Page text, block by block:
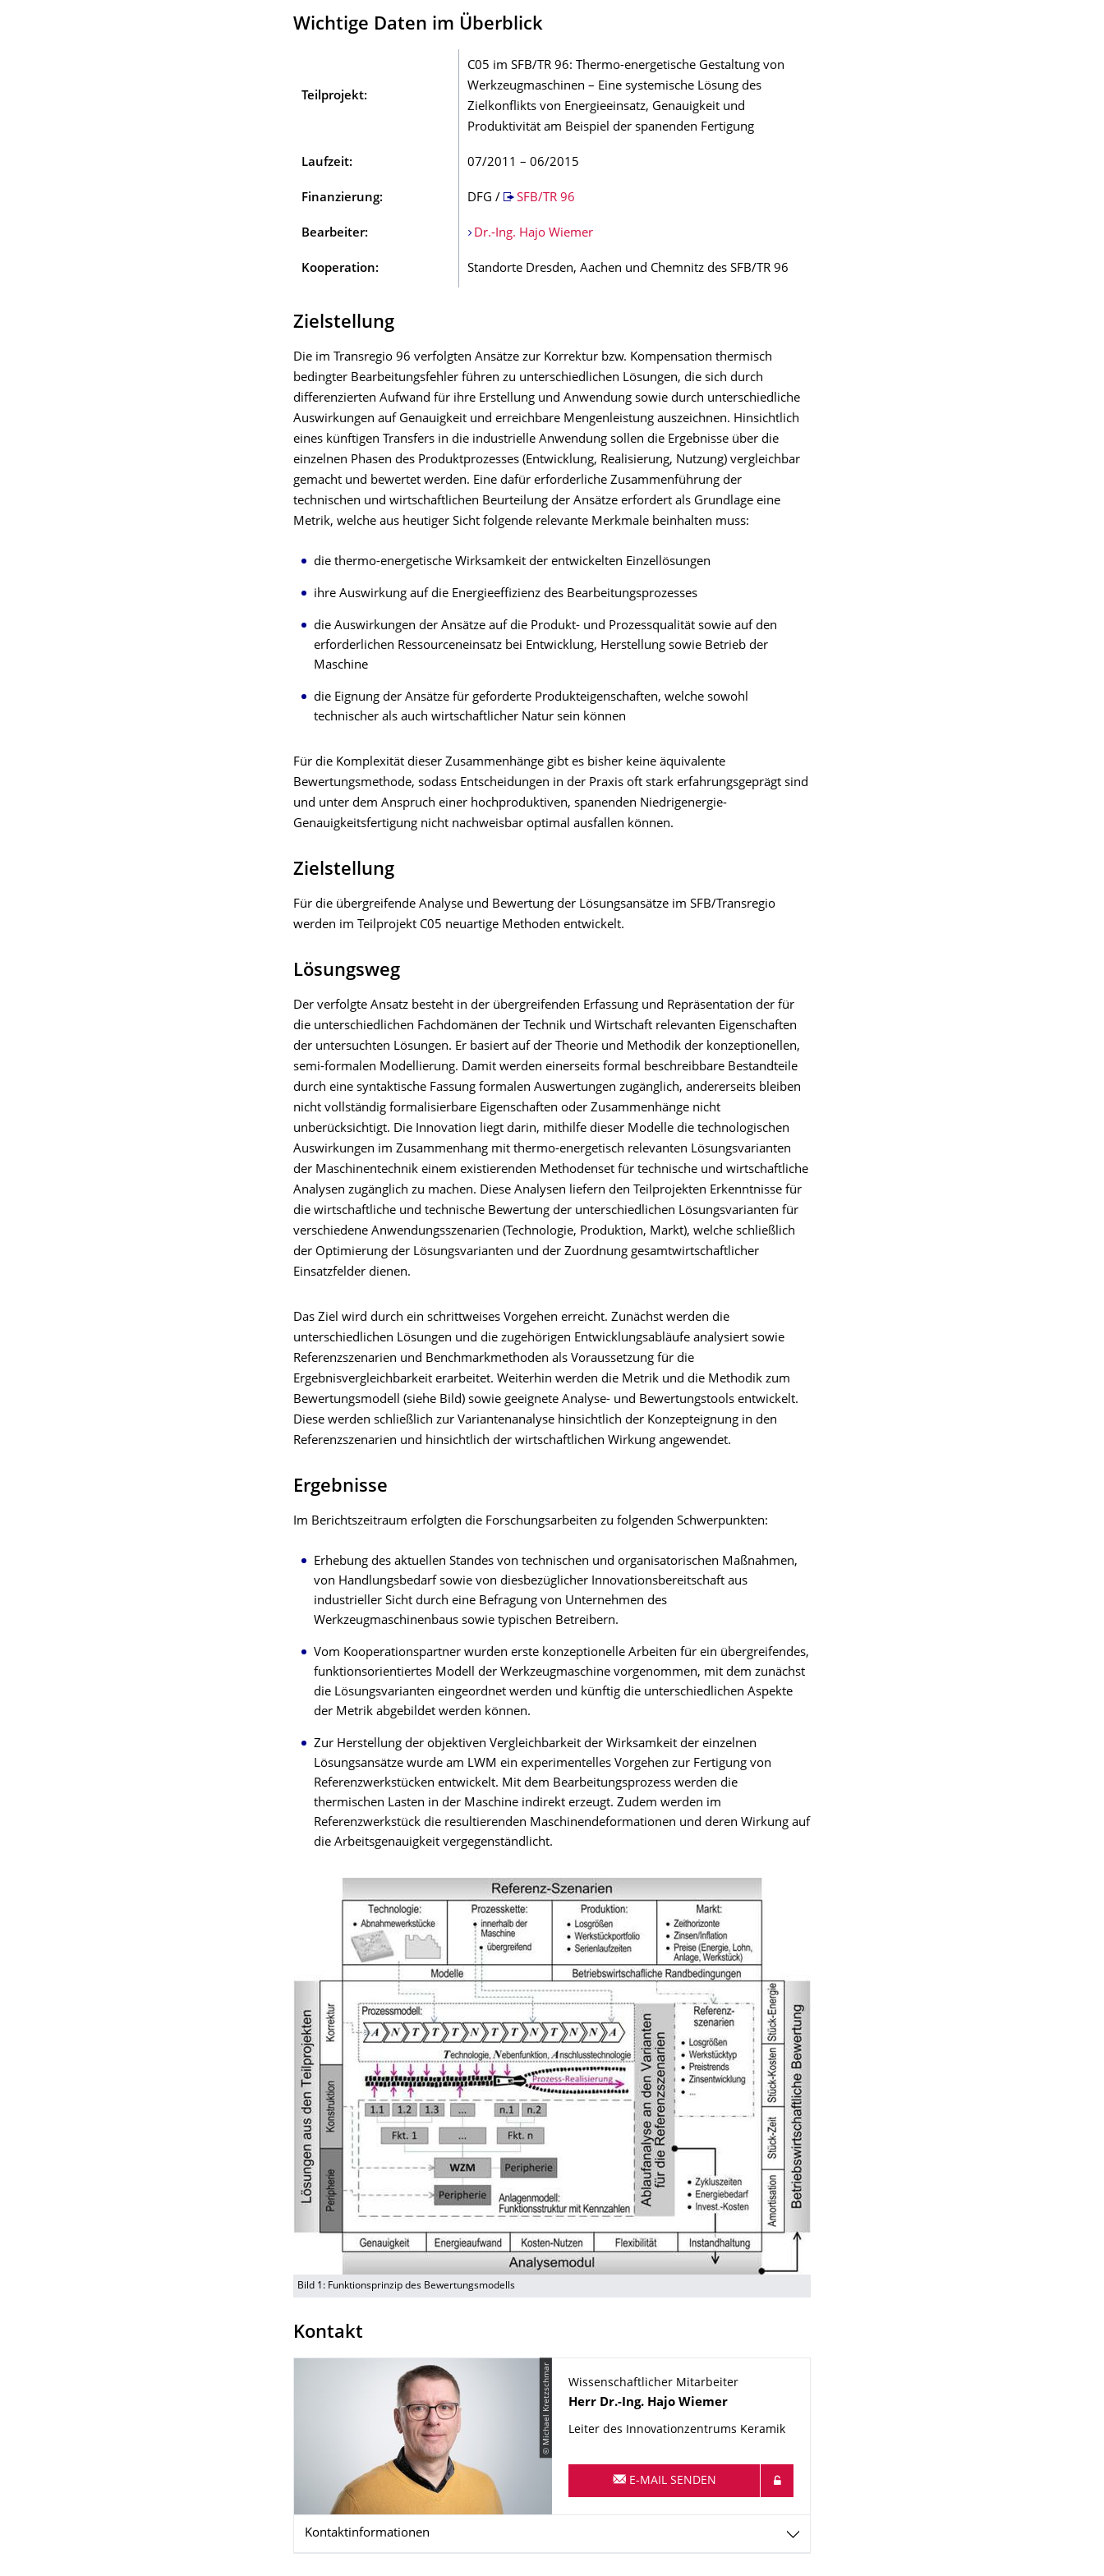
Wichtige Daten im Überblick
Teilprojekt:
C05 im SFB/TR 96: Thermo-energetische Gestaltung von
Werkzeugmaschinen – Eine systemische Lösung des
Zielkonflikts von Energieeinsatz, Genauigkeit und
Produktivität am Beispiel der spanenden Fertigung
Laufzeit: 07/2011 – 06/2015
Finanzierung: DFG / SFB/TR 96
Bearbeiter: Dr.-Ing. Hajo Wiemer
Kooperation: Standorte Dresden, Aachen und Chemnitz des SFB/TR 96
Zielstellung
Die im Transregio 96 verfolgten Ansätze zur Korrektur bzw. Kompensation thermisch
bedingter Bearbeitungsfehler führen zu unterschiedlichen Lösungen, die sich durch
differenzierten Aufwand für ihre Erstellung und Anwendung sowie durch unterschiedliche
Auswirkungen auf Genauigkeit und erreichbare Mengenleistung auszeichnen. Hinsichtlich
eines künftigen Transfers in die industrielle Anwendung sollen die Ergebnisse über die
einzelnen Phasen des Produktprozesses (Entwicklung, Realisierung, Nutzung) vergleichbar
gemacht und bewertet werden. Eine dafür erforderliche Zusammenführung der
technischen und wirtschaftlichen Beurteilung der Ansätze erfordert als Grundlage eine
Metrik, welche aus heutiger Sicht folgende relevante Merkmale beinhalten muss:
die thermo-energetische Wirksamkeit der entwickelten Einzellösungen
ihre Auswirkung auf die Energieeffizienz des Bearbeitungsprozesses
die Auswirkungen der Ansätze auf die Produkt- und Prozessqualität sowie auf den
erforderlichen Ressourceneinsatz bei Entwicklung, Herstellung sowie Betrieb der
Maschine
die Eignung der Ansätze für geforderte Produkteigenschaften, welche sowohl
technischer als auch wirtschaftlicher Natur sein können
Für die Komplexität dieser Zusammenhänge gibt es bisher keine äquivalente
Bewertungsmethode, sodass Entscheidungen in der Praxis oft stark erfahrungsgeprägt sind
und unter dem Anspruch einer hochproduktiven, spanenden Niedrigenergie-
Genauigkeitsfertigung nicht nachweisbar optimal ausfallen können.
Zielstellung
Für die übergreifende Analyse und Bewertung der Lösungsansätze im SFB/Transregio
werden im Teilprojekt C05 neuartige Methoden entwickelt.
Lösungsweg
Der verfolgte Ansatz besteht in der übergreifenden Erfassung und Repräsentation der für
die unterschiedlichen Fachdomänen der Technik und Wirtschaft relevanten Eigenschaften
der untersuchten Lösungen. Er basiert auf der Theorie und Methodik der konzeptionellen,
semi-formalen Modellierung. Damit werden einerseits formal beschreibbare Bestandteile
durch eine syntaktische Fassung formalen Auswertungen zugänglich, andererseits bleiben
nicht vollständig formalisierbare Eigenschaften oder Zusammenhänge nicht
unberücksichtigt. Die Innovation liegt darin, mithilfe dieser Modelle die technologischen
Auswirkungen im Zusammenhang mit thermo-energetisch relevanten Lösungsvarianten
der Maschinentechnik einem existierenden Methodenset für technische und wirtschaftliche
Analysen zugänglich zu machen. Diese Analysen liefern den Teilprojekten Erkenntnisse für
die wirtschaftliche und technische Bewertung der unterschiedlichen Lösungsvarianten für
verschiedene Anwendungsszenarien (Technologie, Produktion, Markt), welche schließlich
der Optimierung der Lösungsvarianten und der Zuordnung gesamtwirtschaftlicher
Einsatzfelder dienen.
Das Ziel wird durch ein schrittweises Vorgehen erreicht. Zunächst werden die
unterschiedlichen Lösungen und die zugehörigen Entwicklungsabläufe analysiert sowie
Referenzszenarien und Benchmarkmethoden als Voraussetzung für die
Ergebnisvergleichbarkeit erarbeitet. Weiterhin werden die Metrik und die Methodik zum
Bewertungsmodell (siehe Bild) sowie geeignete Analyse- und Bewertungstools entwickelt.
Diese werden schließlich zur Variantenanalyse hinsichtlich der Konzepteignung in den
Referenzszenarien und hinsichtlich der wirtschaftlichen Wirkung angewendet.
Ergebnisse
Im Berichtszeitraum erfolgten die Forschungsarbeiten zu folgenden Schwerpunkten:
Erhebung des aktuellen Standes von technischen und organisatorischen Maßnahmen,
von Handlungsbedarf sowie von diesbezüglicher Innovationsbereitschaft aus
industrieller Sicht durch eine Befragung von Unternehmen des
Werkzeugmaschinenbaus sowie typischen Betreibern.
Vom Kooperationspartner wurden erste konzeptionelle Arbeiten für ein übergreifendes,
funktionsorientiertes Modell der Werkzeugmaschine vorgenommen, mit dem zunächst
die Lösungsvarianten eingeordnet werden und künftig die unterschiedlichen Aspekte
der Metrik abgebildet werden können.
Zur Herstellung der objektiven Vergleichbarkeit der Wirksamkeit der einzelnen
Lösungsansätze wurde am LWM ein experimentelles Vorgehen zur Fertigung von
Referenzwerkstücken entwickelt. Mit dem Bearbeitungsprozess werden die
thermischen Lasten in der Maschine indirekt erzeugt. Zudem werden im
Referenzwerkstück die resultierenden Maschinendeformationen und deren Wirkung auf
die Arbeitsgenauigkeit vergegenständlicht.
Bild 1: Funktionsprinzip des Bewertungsmodells
Kontakt
© Michael Kretzschmar
Wissenschaftlicher Mitarbeiter
Name
Herr Dr.-Ing. Hajo Wiemer
Leiter des Innovationzentrums Keramik
E-MAIL SENDEN
Kontaktinformationen